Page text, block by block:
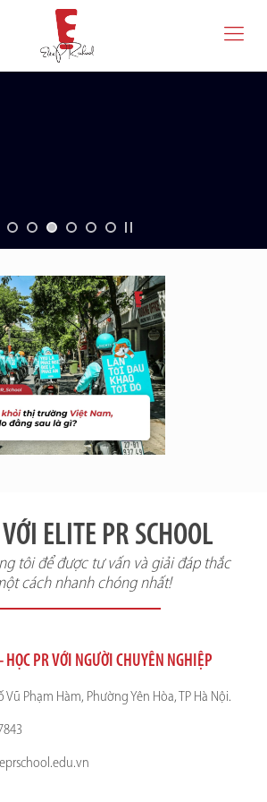
ELITE PR SCHOOL
tôi để được tư vấn và giải đáp thắc
cách nhanh chóng nhất!
HỌC PR VỚI NGƯỜI CHUYÊN NGHIỆP
Vũ Phạm Hàm, Phường Yên Hòa, TP Hà Nội.